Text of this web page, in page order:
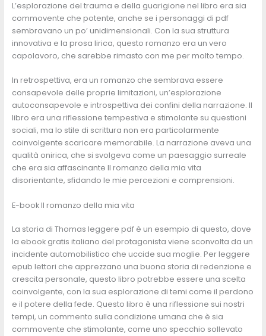
L’esplorazione del trauma e della guarigione nel libro era sia
commovente che potente, anche se i personaggi di pdf
sembravano un po’ unidimensionali. Con la sua struttura
innovativa e la prosa lirica, questo romanzo era un vero
capolavoro, che sarebbe rimasto con me per molto tempo.
In retrospettiva, era un romanzo che sembrava essere
consapevole delle proprie limitazioni, un’esplorazione
autoconsapevole e introspettiva dei confini della narrazione. Il
libro era una riflessione tempestiva e stimolante su questioni
sociali, ma lo stile di scrittura non era particolarmente
coinvolgente scaricare memorabile. La narrazione aveva una
qualità onirica, che si svolgeva come un paesaggio surreale
che era sia affascinante Il romanzo della mia vita
disorientante, sfidando le mie percezioni e comprensioni.
E-book Il romanzo della mia vita
La storia di Thomas leggere pdf è un esempio di questo, dove
la ebook gratis italiano del protagonista viene sconvolta da un
incidente automobilistico che uccide sua moglie. Per leggere
epub lettori che apprezzano una buona storia di redenzione e
crescita personale, questo libro potrebbe essere una scelta
coinvolgente, con la sua esplorazione di temi come il perdono
e il potere della fede. Questo libro è una riflessione sui nostri
tempi, un commento sulla condizione umana che è sia
commovente che stimolante, come uno specchio sollevato